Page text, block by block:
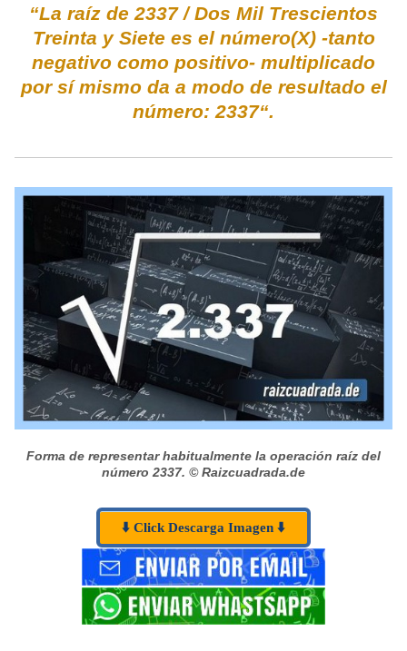
“La raíz de 2337 / Dos Mil Trescientos
Treinta y Siete es el número(X) -tanto
negativo como positivo- multiplicado
por sí mismo da a modo de resultado el
número: 2337“.
Forma de representar habitualmente la operación raíz del
número 2337. © Raizcuadrada.de
⬇️ Click Descarga Imagen ⬇️